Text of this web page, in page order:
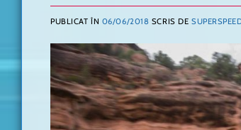
PUBLICAT ÎN 06/06/2018 SCRIS DE